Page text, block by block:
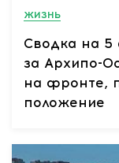
ЖИЗНЬ
Сводка на 5
за Архипо-
на фронте,
положение